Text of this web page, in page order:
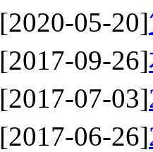
[2020-05-20]
[2017-09-26]
[2017-07-03]
[2017-06-26]